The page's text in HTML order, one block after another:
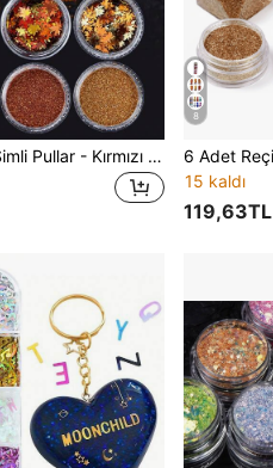
6 adet Reçine Simli Pullar - Kırmızı Turuncu Akçaağaç Yaprağı Pulları - Kendin Yap Takı, Epoksi Reçine Kalıpları Dolgu Dekorasyonu İçin
8
15 kaldı
119,63TL